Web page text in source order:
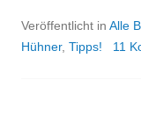
Veröffentlicht in Alle
Hühner, Tipps! 11